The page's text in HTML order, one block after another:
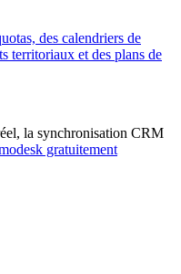
des calendriers de
territoriaux et des plans de
la synchronisation CRM
gratuitement